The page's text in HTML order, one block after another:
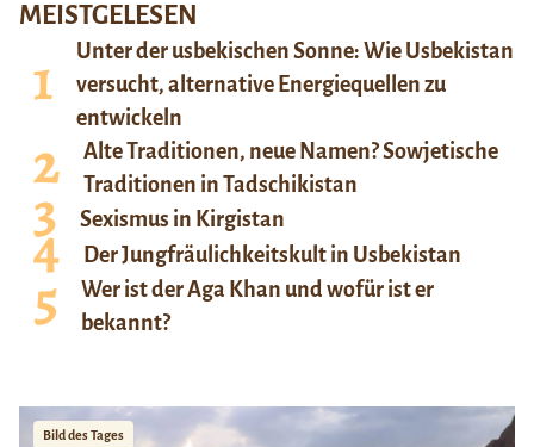
MEISTGELESEN
Unter der usbekischen Sonne: Wie Usbekistan
versucht, alternative Energiequellen zu
entwickeln
Alte Traditionen, neue Namen? Sowjetische
Traditionen in Tadschikistan
Sexismus in Kirgistan
Der Jungfräulichkeitskult in Usbekistan
Wer ist der Aga Khan und wofür ist er
bekannt?
Bild des Tages